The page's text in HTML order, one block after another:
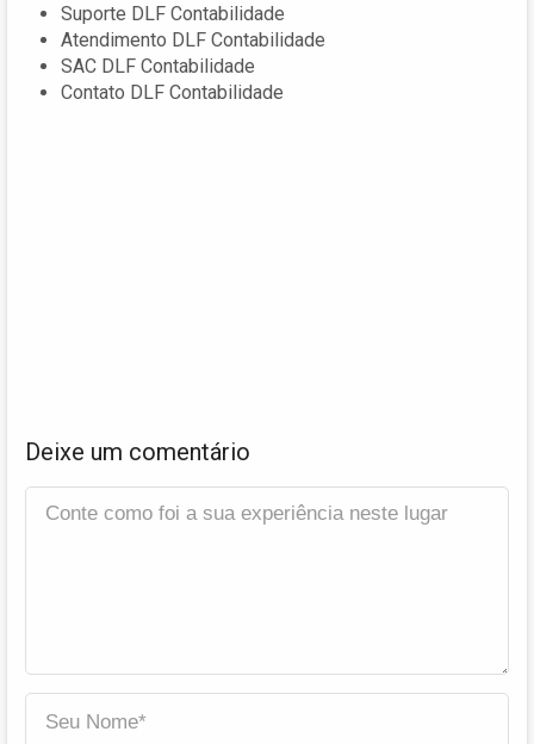
Suporte DLF Contabilidade
Atendimento DLF Contabilidade
SAC DLF Contabilidade
Contato DLF Contabilidade
Deixe um comentário